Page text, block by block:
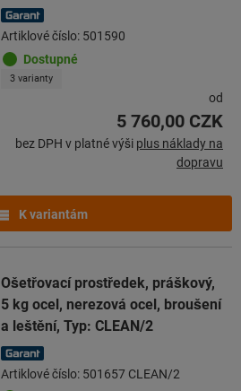
Artiklové číslo: 501590
Dostupné
3 varianty
od
5 760,00 CZK
bez DPH v platné výši plus náklady na
dopravu
K variantám
Ošetřovací prostředek, práškový,
5 kg ocel, nerezová ocel, broušení
a leštění, Typ: CLEAN/2
Artiklové číslo: 501657 CLEAN/2